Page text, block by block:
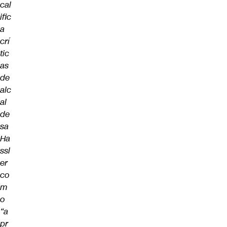
cal
ific
a
crí
tic
as
de
alc
al
de
sa
Ha
ssl
er
co
m
o
“a
pr